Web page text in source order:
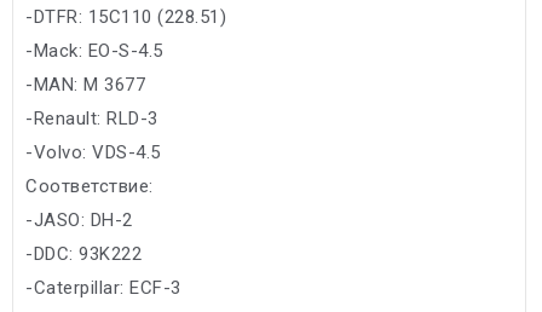
-DTFR: 15C110 (228.51)
-Mack: EO-S-4.5
-MAN: M 3677
-Renault: RLD-3
-Volvo: VDS-4.5
Соответствие:
-JASO: DH-2
-DDC: 93K222
-Caterpillar: ECF-3